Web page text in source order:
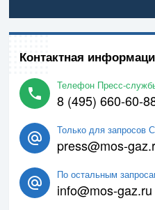
Контактная
Телефон Пресс-
8 (495) 660-60-
Только для запросов
press@mos-
По остальным
info@mos-gaz.ru